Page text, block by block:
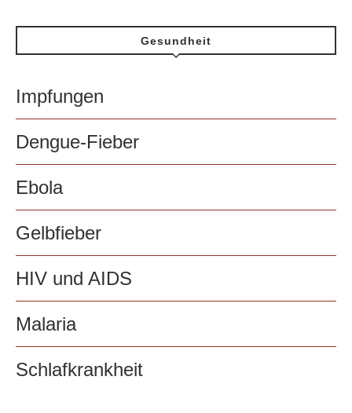
Gesundheit
Impfungen
Dengue-Fieber
Ebola
Gelbfieber
HIV und AIDS
Malaria
Schlafkrankheit